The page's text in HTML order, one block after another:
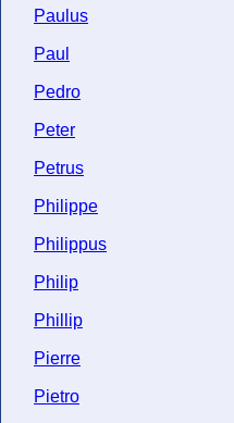
Paulus
Paul
Pedro
Peter
Petrus
Philippe
Philippus
Philip
Phillip
Pierre
Pietro